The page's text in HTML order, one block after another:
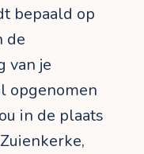
bepaald op
de
van je
opgenomen
in de plaats